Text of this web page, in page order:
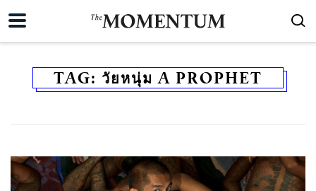
TAG: วัยหนุ่ม A PROPHET